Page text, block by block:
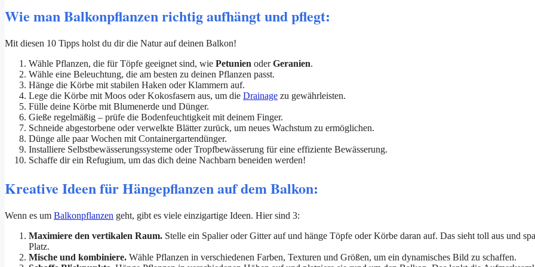
Wie man Balkonpflanzen richtig aufhängt und pflegt:
Mit diesen 10 Tipps holst du dir die Natur auf deinen Balkon!
Wähle Pflanzen, die für Töpfe geeignet sind, wie Petunien oderGeranien.
Wähle eine Beleuchtung, die am besten zu deinen Pflanzen passt.
Hänge die Körbe mit stabilen Haken oder Klammern auf.
Lege die Körbe mit Moos oder Kokosfasern aus, um die Drainage zu gewährleisten.
Fülle deine Körbe mit Blumenerde und Dünger.
Gieße regelmäßig – prüfe die Bodenfeuchtigkeit mit deinem Finger.
Schneide abgestorbene oder verwelkte Blätter zurück, um neues Wachstum zu ermöglichen.
Dünge alle paar Wochen mit Containergartendünger.
Installiere Selbstbewässerungssysteme oder Tropfbewässerung für eine effiziente Bewässerung.
Schaffe dir ein Refugium, um das dich deine Nachbarn beneiden werden!
Kreative Ideen für Hängepflanzen auf dem Balkon:
Wenn es um Balkonpflanzen geht, gibt es viele einzigartige Ideen. Hier sind 3:
Maximiere den vertikalen Raum. Stelle ein Spalier oder Gitter auf und hänge Töpfe oder Körbe daran auf. Das sieht toll aus und
Platz.
Mische und kombiniere. Wähle Pflanzen in verschiedenen Farben, Texturen und Größen, um ein dynamisches Bild zu schaffen.